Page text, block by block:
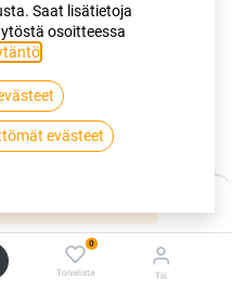
0
Toivelista Tili
ECO2 K425 XL
KINERGY
Saat lisätietoja
osoitteessa
evästeet